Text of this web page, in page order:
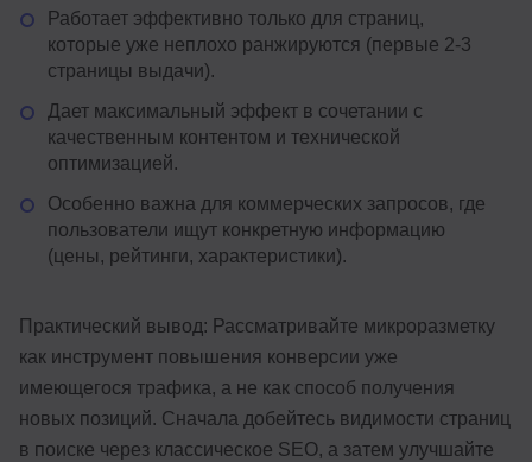
Работает эффективно только для страниц,
которые уже неплохо ранжируются (первые 2-3
страницы выдачи).
Дает максимальный эффект в сочетании с
качественным контентом и технической
оптимизацией.
Особенно важна для коммерческих запросов, где
пользователи ищут конкретную информацию
(цены, рейтинги, характеристики).
Практический вывод: Рассматривайте микроразметку
как инструмент повышения конверсии уже
имеющегося трафика, а не как способ получения
новых позиций. Сначала добейтесь видимости страниц
в поиске через классическое SEO, а затем улучшайте